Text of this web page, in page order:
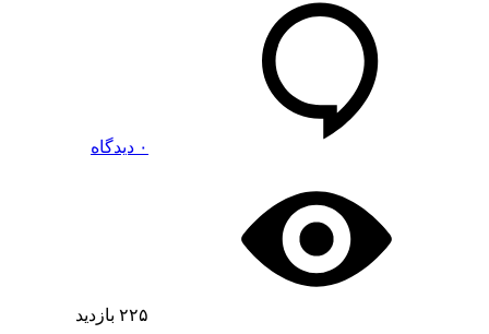
۰ دیدگاه
۲۲۵ بازدید